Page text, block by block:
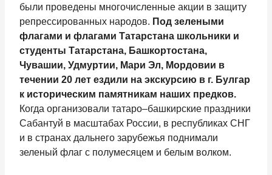
были проведены многочисленные акции в защиту
репрессированных народов. Под зелеными
флагами и флагами Татарстана школьники и
студенты Татарстана, Башкортостана,
Чувашии, Удмуртии, Мари Эл, Мордовии в
течении 20 лет ездили на экскурсию в г. Булгар
к историческим памятникам наших предков.
Когда организовали татаро–башкирские праздники
Сабантуй в масштабах России, в республиках СНГ
и в странах дальнего зарубежья поднимали
зеленый флаг с полумесяцем и белым волком.